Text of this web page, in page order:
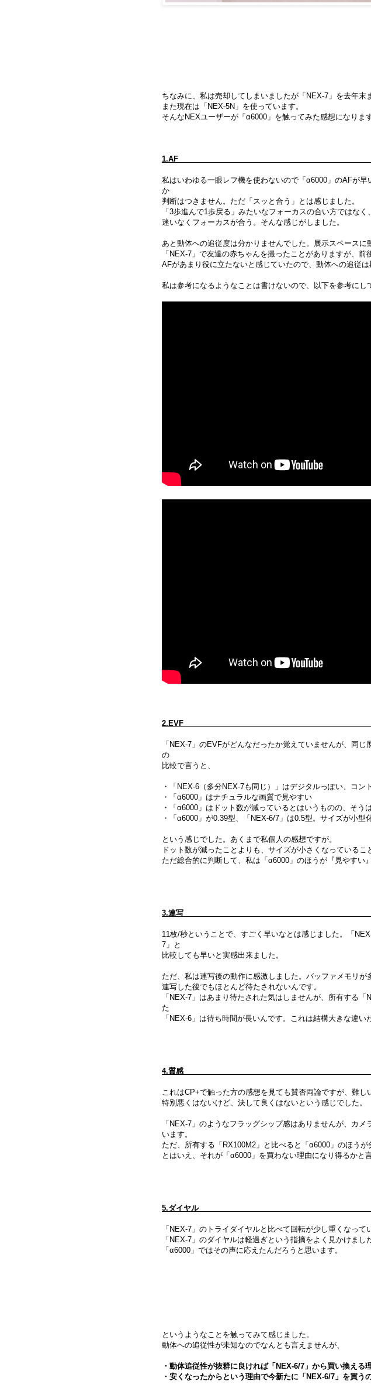
ちなみに、私は売却してしまいましたが「NEX-7」を去年末
また現在は「NEX-5N」を使っています。
そんなNEXユーザーが「α6000」を触ってみた感想になります
私はいわゆる一眼レフ機を使わないので「α6000」のAFが
か
判断はつきません。ただ「スッと合う」とは感じました。
「3歩進んで1歩戻る」みたいなフォーカスの合い方ではな
迷いなくフォーカスが合う。そんな感じがしました。
あと動体への追従度は分かりませんでした。展示スペースに
「NEX-7」で友達の赤ちゃんを撮ったことがありますが、前
AFがあまり役に立たないと感じていたので、動体への追従は
私は参考になるようなことは書けないので、以下を参考にし
「NEX-7」のEVFがどんなだったか覚えていませんが、同じ
の
比較で言うと、
・「NEX-6（多分NEX-7も同じ）」はデジタルっぽい、コン
・「α6000」はナチュラルな画質で見やすい
・「α6000」はドット数が減っているとはいうものの、そう
・「α6000」が0.39型、「NEX-6/7」は0.5型。サイズが小型
という感じでした。あくまで私個人の感想ですが。
ドット数が減ったことよりも、サイズが小さくなっているこ
ただ総合的に判断して、私は「α6000」のほうが『見やすい
3.連
11枚/秒ということで、すごく早いなとは感じました。「
7」と
比較しても早いと実感出来ました。
ただ、私は連写後の動作に感激しました。バッファメモリが
連写した後でもほとんど待たされないんです。
「NEX-7」はあまり待たされた気はしませんが、所有する「
た
「NEX-6」は待ち時間が長いんです。これは結構大きな違い
4.質
これはCP+で触った方の感想を見ても賛否両論ですが、難し
特別悪くはないけど、決して良くはないという感じでした。
「NEX-7」のようなフラッグシップ感はありませんが、カ
います。
ただ、所有する「RX100M2」と比べると「α6000」のほうが
とはいえ、それが「α6000」を買わない理由になり得るかと
5.ダイヤ
「NEX-7」のトライダイヤルと比べて回転が少し重くなって
「NEX-7」のダイヤルは軽過ぎという指摘をよく見かけまし
「α6000」ではその声に応えたんだろうと思います。
というようなことを触ってみて感じました。
動体への追従性が未知なのでなんとも言えませんが、
・動体追従性が抜群に良ければ「NEX-6/7」から買い換える
・安くなったからという理由で今新たに「NEX-6/7」を買う